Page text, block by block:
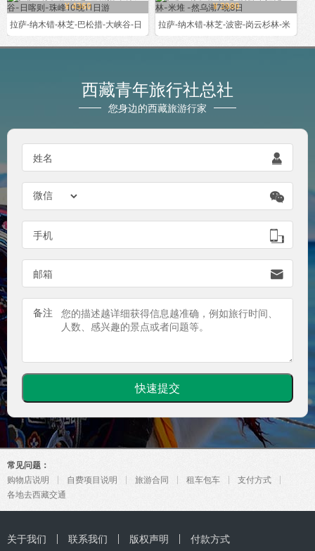
¥ 4360
拉萨-纳木错-林芝-巴松措-大峡谷-日
¥ 3980
拉萨-纳木错-林芝-波密-岗云杉林-米
西藏青年旅行社总社
您身边的西藏旅游行家
姓名 

手机 
邮箱 
备注
常见问题：
购物店说明
自费项目说明 旅游合同 租车包车
支付方式
各地去西藏交通
关于我们 联系我们 版权声明 付款方式